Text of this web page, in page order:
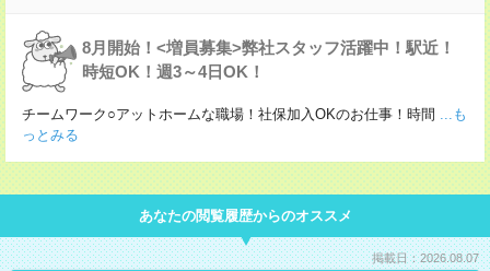
8月開始！<増員募集>弊社スタッフ活躍中！駅近！
時短OK！週3～4日OK！
チームワーク○アットホームな職場！社保加入OKのお仕事！時間 ...も
っとみる
あなたの閲覧履歴からのオススメ
掲載日：2026.08.07